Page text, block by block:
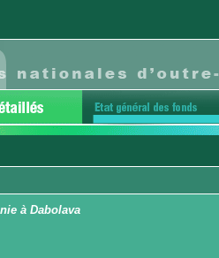
à Dabolava